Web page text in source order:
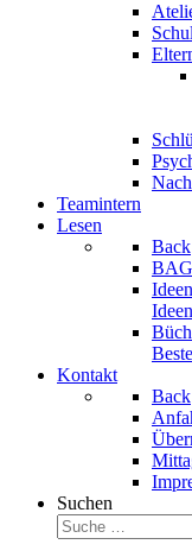
Teamintern
Lesen
Back
Kontakt
Back
Suchen